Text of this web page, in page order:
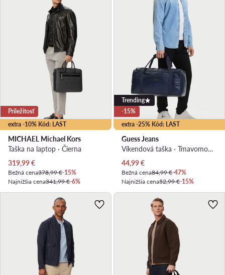
extra -10% Kód: LAST
Príležitosť
MICHAEL Michael Kors
Taška na laptop · Čierna
Aktuálna cena
319,99€
Bežná cena378,99 €-15%
Najnižšia cena341,99 €-6%
extra -25% Kód: LAST
Trending
-15%
Guess Jeans
Víkendová taška · Tmavomodrá
Aktuálna cena
44,99€
Bežná cena84,99 €-47%
Najnižšia cena52,99 €-15%